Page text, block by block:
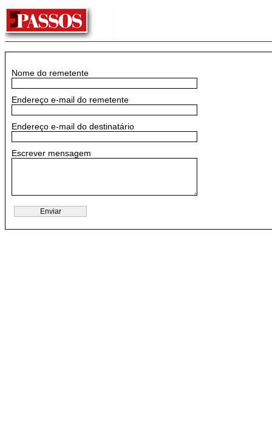
Nome do remetente
Endereço e-mail do remetente
Endereço e-mail do destinatário
Escrever mensagem